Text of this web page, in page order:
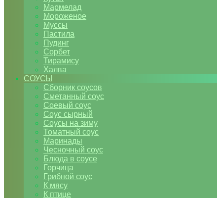
Мармелад
Мороженое
Муссы
Пастила
Пудинг
Сорбет
Тирамису
Халва
СОУСЫ
Сборник соусов
Сметанный соус
Соевый соус
Соус сырный
Соусы на зиму
Томатный соус
Маринады
Чесночный соус
Блюда в соусе
Горчица
Грибной соус
К мясу
К птице